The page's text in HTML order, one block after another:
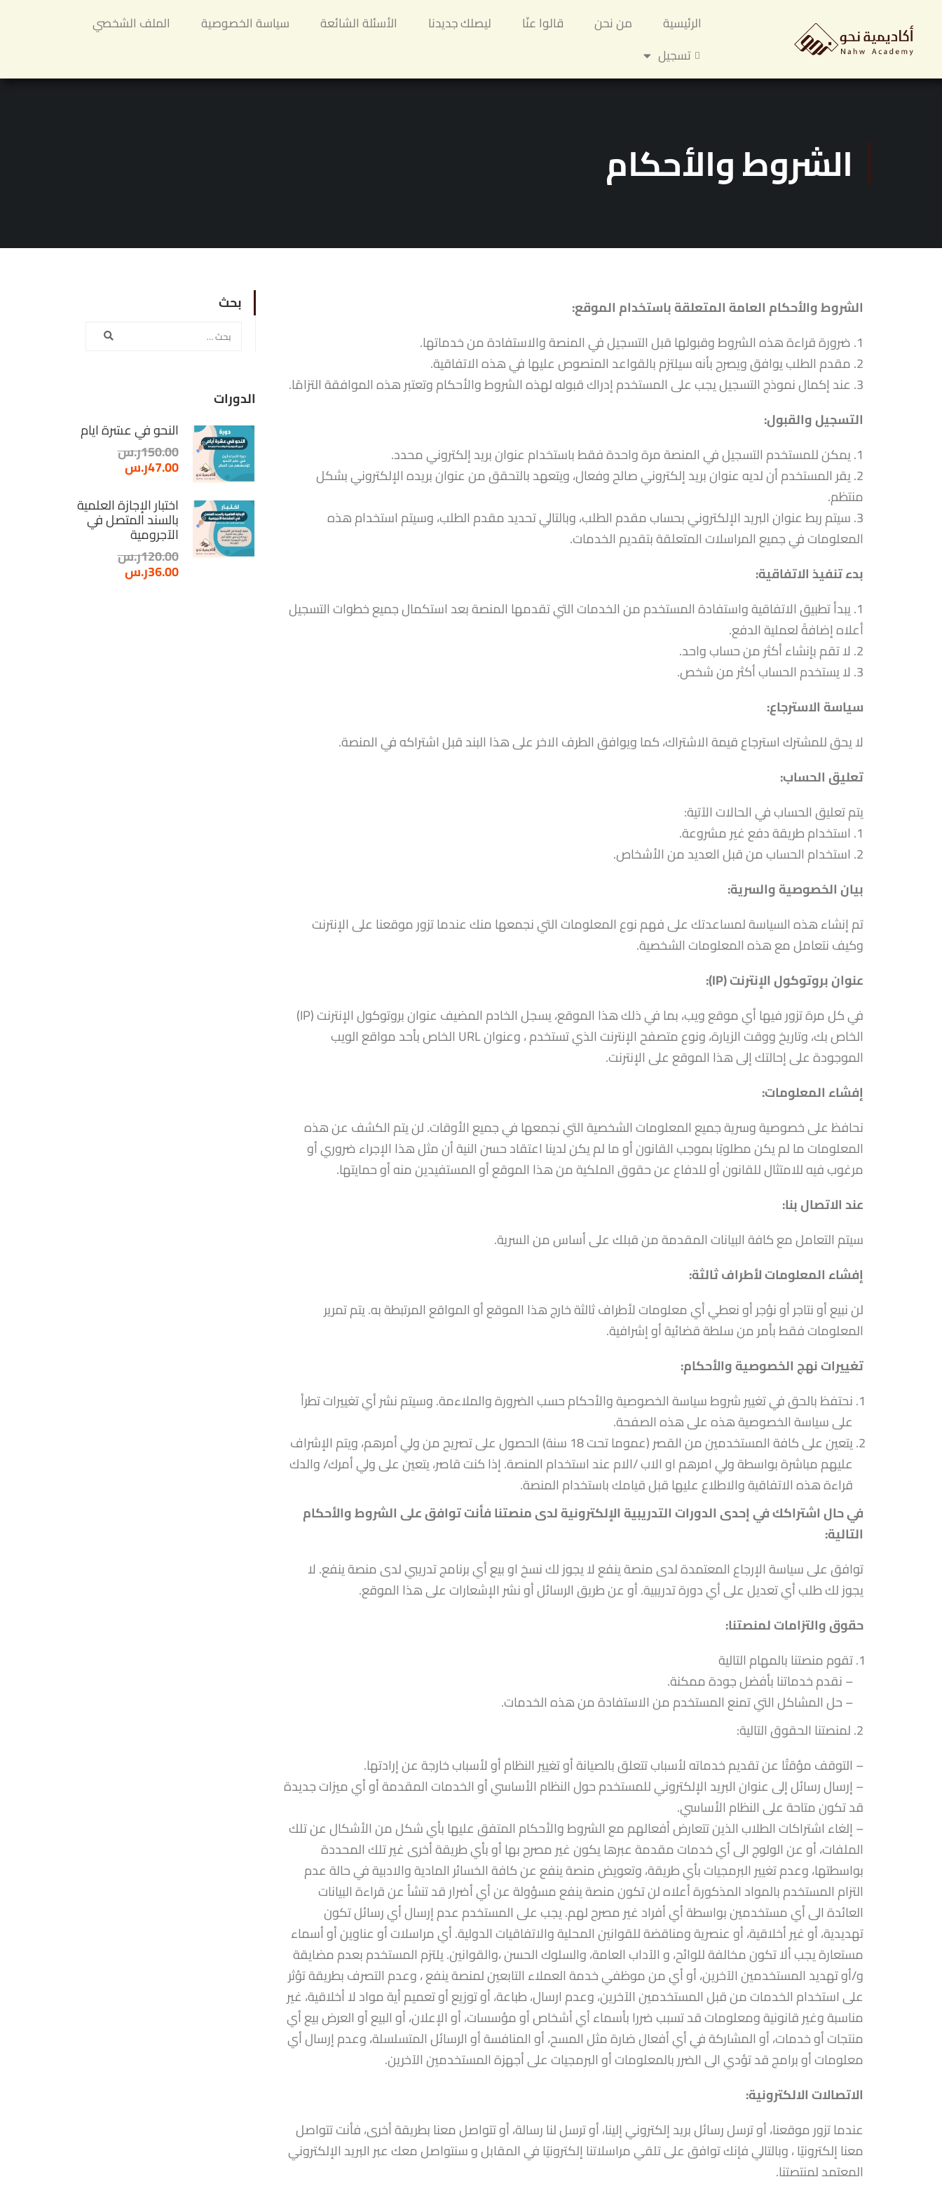
الرئيسية من نحن قالوا عنّا ليصلك جديدنا الأسئلة الشائعة سياسة الخصوصية
الملف الشخصي
تسجيل
الشروط والأحكام
الشروط والأحكام العامة المتعلقة باستخدام الموقع:
1. ضرورة قراءة هذه الشروط وقبولها قبل التسجيل في المنصة والاستفادة من خدماتها.
2. مقدم الطلب يوافق ويصرح بأنه سيلتزم بالقواعد المنصوص عليها في هذه الاتفاقية.
3. عند إكمال نموذج التسجيل يجب على المستخدم إدراك قبوله لهذه الشروط والأحكام وتعتبر هذه الموافقة التزامًا.
التسجيل والقبول:
1. يمكن للمستخدم التسجيل في المنصة مرة واحدة فقط باستخدام عنوان بريد إلكتروني محدد.
2. يقر المستخدم أن لديه عنوان بريد إلكتروني صالح وفعال، ويتعهد بالتحقق من عنوان بريده الإلكتروني بشكل
منتظم.
3. سيتم ربط عنوان البريد الإلكتروني بحساب مقدم الطلب، وبالتالي تحديد مقدم الطلب، وسيتم استخدام هذه
المعلومات في جميع المراسلات المتعلقة بتقديم الخدمات.
بدء تنفيذ الاتفاقية:
1. يبدأ تطبيق الاتفاقية واستفادة المستخدم من الخدمات التي تقدمها المنصة بعد استكمال جميع خطوات التسجيل
أعلاه إضافةً لعملية الدفع.
2. لا تقم بإنشاء أكثر من حساب واحد.
3. لا يستخدم الحساب أكثر من شخص.
سياسة الاسترجاع:
لا يحق للمشترك استرجاع قيمة الاشتراك، كما ويوافق الطرف الاخر على هذا البند قبل اشتراكه في المنصة.
تعليق الحساب:
يتم تعليق الحساب في الحالات الآتية:
1. استخدام طريقة دفع غير مشروعة.
2. استخدام الحساب من قبل العديد من الأشخاص.
بيان الخصوصية والسرية:
تم إنشاء هذه السياسة لمساعدتك على فهم نوع المعلومات التي نجمعها منك عندما تزور موقعنا على الإنترنت
وكيف نتعامل مع هذه المعلومات الشخصية.
عنوان بروتوكول الإنترنت (IP):
في كل مرة تزور فيها أي موقع ويب، بما في ذلك هذا الموقع، يسجل الخادم المضيف عنوان بروتوكول الإنترنت (IP)
الخاص بك، وتاريخ ووقت الزيارة، ونوع متصفح الإنترنت الذي تستخدم ، وعنوان URL الخاص بأحد مواقع الويب
الموجودة على إحالتك إلى هذا الموقع على الإنترنت.
إفشاء المعلومات:
نحافظ على خصوصية وسرية جميع المعلومات الشخصية التي نجمعها في جميع الأوقات. لن يتم الكشف عن هذه
المعلومات ما لم يكن مطلوبًا بموجب القانون أو ما لم يكن لدينا اعتقاد حسن النية أن مثل هذا الإجراء ضروري أو
مرغوب فيه للامتثال للقانون أو للدفاع عن حقوق الملكية من هذا الموقع أو المستفيدين منه أو حمايتها.
عند الاتصال بنا:
سيتم التعامل مع كافة البيانات المقدمة من قبلك على أساس من السرية.
إفشاء المعلومات لأطراف ثالثة:
لن نبيع أو نتاجر أو نؤجر أو نعطي أي معلومات لأطراف ثالثة خارج هذا الموقع أو المواقع المرتبطة به. يتم تمرير
المعلومات فقط بأمر من سلطة قضائية أو إشرافية.
تغييرات نهج الخصوصية والأحكام:
نحتفظ بالحق في تغيير شروط سياسة الخصوصية والأحكام حسب الضرورة والملاءمة. وسيتم نشر أي تغييرات تطرأ
على سياسة الخصوصية هذه على هذه الصفحة.
يتعين على كافة المستخدمين من القصر (عموما تحت 18 سنة) الحصول على تصريح من ولي أمرهم، ويتم الإشراف
عليهم مباشرة بواسطة ولي امرهم او الاب /الام عند استخدام المنصة. إذا كنت قاصر، يتعين على ولي أمرك/ والدك
قراءة هذه الاتفاقية والاطلاع عليها قبل قيامك باستخدام المنصة.
في حال اشتراكك في إحدى الدورات التدريبية الإلكترونية لدى منصتنا فأنت توافق على الشروط والأحكام
التالية:
توافق على سياسة الإرجاع المعتمدة لدى منصة ينفع لا يجوز لك نسخ او بيع أي برنامج تدريبي لدى منصة ينفع. لا
يجوز لك طلب أي تعديل على أي دورة تدريبية. أو عن طريق الرسائل أو نشر الإشعارات على هذا الموقع.
حقوق والتزامات لمنصتنا:
تقوم منصتنا بالمهام التالية
– نقدم خدماتنا بأفضل جودة ممكنة.
– حل المشاكل التي تمنع المستخدم من الاستفادة من هذه الخدمات.
2. لمنصتنا الحقوق التالية:
– التوقف مؤقتًا عن تقديم خدماته لأسباب تتعلق بالصيانة أو تغيير النظام أو لأسباب خارجة عن إرادتها.
– إرسال رسائل إلى عنوان البريد الإلكتروني للمستخدم حول النظام الأساسي أو الخدمات المقدمة أو أي ميزات جديدة
قد تكون متاحة على النظام الأساسي.
– إلغاء اشتراكات الطلاب الذين تتعارض أفعالهم مع الشروط والأحكام المتفق عليها بأي شكل من الأشكال عن تلك
الملفات، أو عن الولوج الى أي خدمات مقدمة عبرها يكون غير مصرح بها أو بأي طريقة أخرى غير تلك المحددة
بواسطتها، وعدم تغيير البرمجيات بأي طريقة، وتعويض منصة ينفع عن كافة الخسائر المادية والادبية في حالة عدم
التزام المستخدم بالمواد المذكورة أعلاه لن تكون منصة ينفع مسؤولة عن أي أضرار قد تنشأ عن قراءة البيانات
العائدة الى أي مستخدمين بواسطة أي أفراد غير مصرح لهم. يجب على المستخدم عدم إرسال أي رسائل تكون
تهديدية، أو غير أخلاقية، أو عنصرية ومناقضة للقوانين المحلية والاتفاقيات الدولية. أي مراسلات أو عناوين أو أسماء
مستعارة يجب ألا تكون مخالفة للوائح، و الآداب العامة، والسلوك الحسن ،والقوانين. يلتزم المستخدم بعدم مضايقة
و/أو تهديد المستخدمين الآخرين، أو أي من موظفي خدمة العملاء التابعين لمنصة ينفع ، وعدم التصرف بطريقة تؤثر
على استخدام الخدمات من قبل المستخدمين الآخرين، وعدم ارسال، طباعة، أو توزيع أو تعميم أية مواد لا أخلاقية، غير
مناسبة وغير قانونية ومعلومات قد تسبب ضررا بأسماء أي أشخاص أو مؤسسات، أو الإعلان، أو البيع أو العرض بيع أي
منتجات أو خدمات، أو المشاركة في أي أفعال ضارة مثل المسح، أو المنافسة أو الرسائل المتسلسلة، وعدم إرسال أي
معلومات أو برامج قد تؤدي الى الضرر بالمعلومات أو البرمجيات على أجهزة المستخدمين الآخرين.
الاتصالات الالكترونية:
عندما تزور موقعنا، أو ترسل رسائل بريد إلكتروني إلينا، أو ترسل لنا رسالة، أو تتواصل معنا بطريقة أخرى، فأنت تتواصل
معنا إلكترونيًا ، وبالتالي فإنك توافق على تلقي مراسلاتنا إلكترونيًا في المقابل و سنتواصل معك عبر البريد الإلكتروني
المعتمد لمنتصتنا.
بحث
الدورات
النحو في عشرة أيام
150.00ر.س
47.00ر.س
اختبار الإجازة العلمية
بالسند المتصل في
الآجرومية
120.00ر.س
36.00ر.س